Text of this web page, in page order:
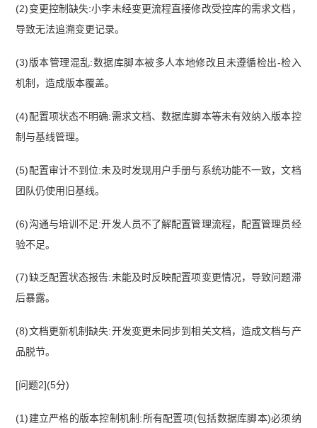
(2)变更控制缺失:小李未经变更流程直接修改受控库的需求文档，
导致无法追溯变更记录。
(3)版本管理混乱:数据库脚本被多人本地修改且未遵循检出-检入
机制，造成版本覆盖。
(4)配置项状态不明确:需求文档、数据库脚本等未有效纳入版本控
制与基线管理。
(5)配置审计不到位:未及时发现用户手册与系统功能不一致，文档
团队仍使用旧基线。
(6)沟通与培训不足:开发人员不了解配置管理流程，配置管理员经
验不足。
(7)缺乏配置状态报告:未能及时反映配置项变更情况，导致问题滞
后暴露。
(8)文档更新机制缺失:开发变更未同步到相关文档，造成文档与产
品脱节。
[问题2](5分)
(1)建立严格的版本控制机制:所有配置项(包括数据库脚本)必须纳